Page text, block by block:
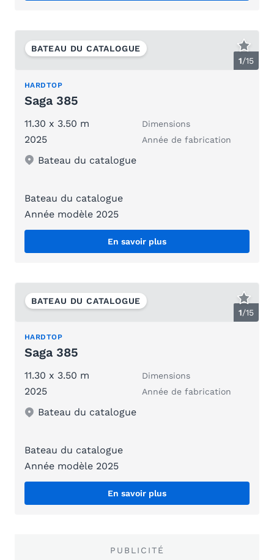
1/15
BATEAU DU CATALOGUE
HARDTOP
Saga 385
11.30 x 3.50 m Dimensions
2025 Année de fabrication
Bateau du catalogue
Bateau du catalogue
Année modèle 2025
En savoir plus
1/15
BATEAU DU CATALOGUE
HARDTOP
Saga 385
11.30 x 3.50 m Dimensions
2025 Année de fabrication
Bateau du catalogue
Bateau du catalogue
Année modèle 2025
En savoir plus
PUBLICITÉ